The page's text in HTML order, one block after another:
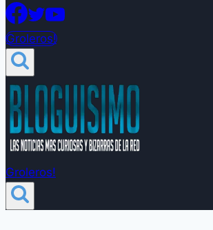
Groleros!
Groleros!